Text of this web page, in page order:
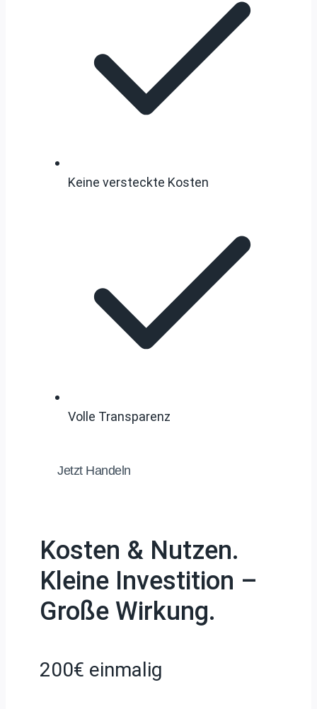
Keine versteckte Kosten
Volle Transparenz
Jetzt Handeln
Kosten & Nutzen.
Kleine Investition –
Große Wirkung.
200€ einmalig